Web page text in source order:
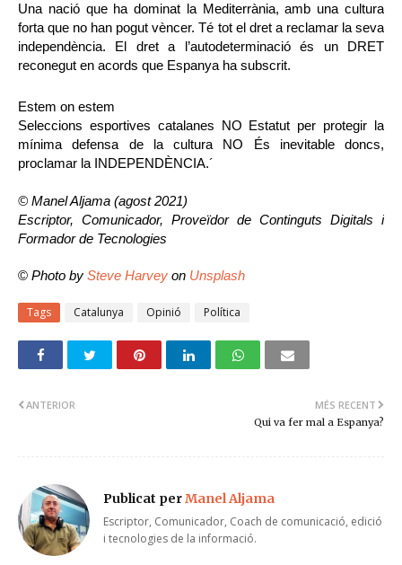
Una nació que ha dominat la Mediterrània, amb una cultura
forta que no han pogut vèncer. Té tot el dret a reclamar la seva
independència. El dret a l’autodeterminació és un DRET
reconegut en acords que Espanya ha subscrit.
Estem on estem
Seleccions esportives catalanes NO Estatut per protegir la
mínima defensa de la cultura NO És inevitable doncs,
proclamar la INDEPENDÈNCIA.´
© Manel Aljama (agost 2021)
Escriptor, Comunicador, Proveïdor de Continguts Digitals i
Formador de Tecnologies
© Photo by Steve Harvey on Unsplash
Tags Catalunya Opinió Política
MÉS RECENT
Qui va fer mal a Espanya?
ANTERIOR
Publicat perManel Aljama
Escriptor, Comunicador, Coach de comunicació, edició
i tecnologies de la informació.